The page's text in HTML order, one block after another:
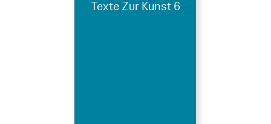
Texte Zur Kunst 6